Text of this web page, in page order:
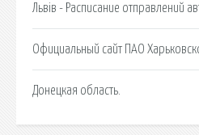
Львів - Расписание отправлений
Официальный сайт ПАО
Донецкая область.